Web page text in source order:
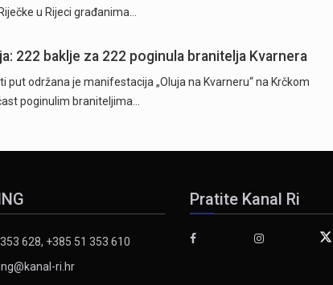
u Rijeci građanima…
222 baklje za 222 poginula branitelja Kvarnera
održana je manifestacija „Oluja na Kvarneru“ na Krčkom
poginulim braniteljima…
628, +385 51 353 610
ri.hr
Pratite Kanal Ri